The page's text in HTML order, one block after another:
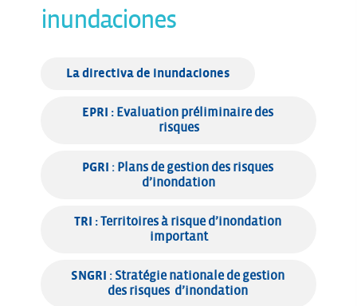
inundaciones
La directiva de inundaciones
EPRI : Evaluation préliminaire des
risques
PGRI : Plans de gestion des risques
d’inondation
TRI : Territoires à risque d’inondation
important
SNGRI : Stratégie nationale de gestion
des risques  d’inondation